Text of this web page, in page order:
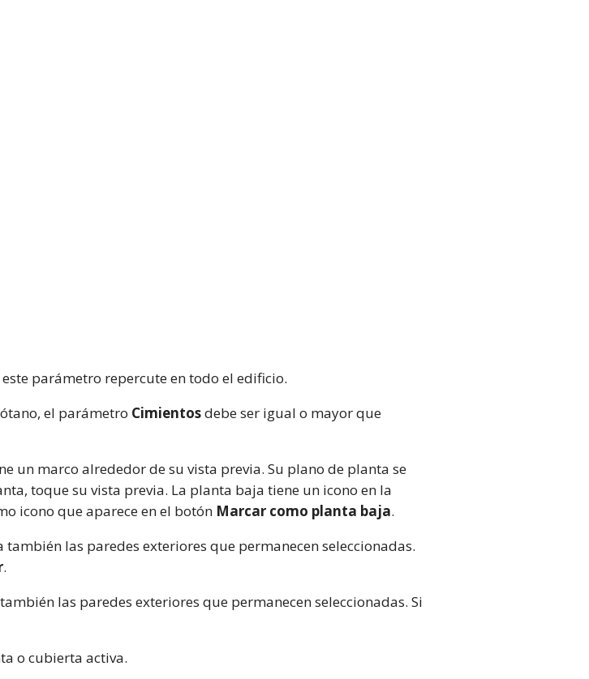
parámetro repercute en todo el edificio.
el parámetro Cimientosdebe ser igual o mayor que
un marco alrededor de su vista previa. Su plano de planta se
toque su vista previa. La planta baja tiene un icono en la
icono que aparece en el botón Marcar como planta baja.
las paredes exteriores que permanecen seleccionadas.
.
las paredes exteriores que permanecen seleccionadas. Si
o cubierta activa.